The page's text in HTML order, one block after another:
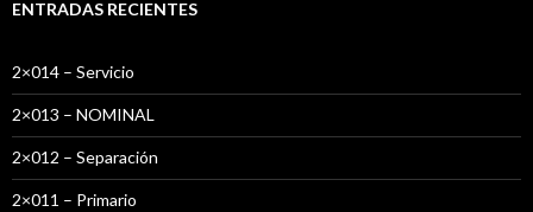
a
ENTRADAS RECIENTES
2×014 – Servicio
2×013 – NOMINAL
2×012 – Separación
2×011 – Primario